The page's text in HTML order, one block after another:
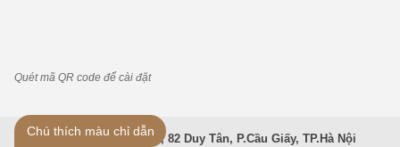
Quét mã QR code để cài đặt
Trụ sở: Tầng 3, Toà nhà IC, 82 Duy Tân, P.Cầu Giấy, TP.Hà Nội
Chú thích màu chỉ dẫn